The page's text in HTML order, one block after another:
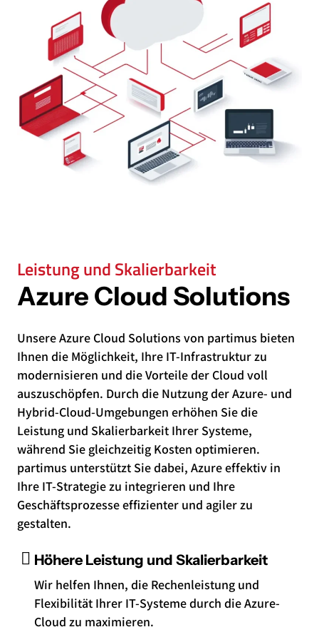
Leistung und Skalierbarkeit
Azure Cloud Solutions
Unsere Azure Cloud Solutions von partimus bieten
Ihnen die Möglichkeit, Ihre IT-Infrastruktur zu
modernisieren und die Vorteile der Cloud voll
auszuschöpfen. Durch die Nutzung der Azure- und
Hybrid-Cloud-Umgebungen erhöhen Sie die
Leistung und Skalierbarkeit Ihrer Systeme,
während Sie gleichzeitig Kosten optimieren.
partimus unterstützt Sie dabei, Azure effektiv in
Ihre IT-Strategie zu integrieren und Ihre
Geschäftsprozesse effizienter und agiler zu
gestalten.
Höhere Leistung und Skalierbarkeit
Wir helfen Ihnen, die Rechenleistung und
Flexibilität Ihrer IT-Systeme durch die Azure-
Cloud zu maximieren.